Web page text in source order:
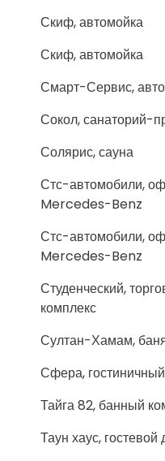
Скиф, автомойка
Скиф, автомойка
Смарт-Сервис,
Сокол, санаторий-
Солярис, сауна
Стс-автомобили,
Mercedes-Benz
Стс-автомобили,
Mercedes-Benz
Студенческий,
комплекс
Султан-Хамам,
Сфера,
Тайга 82, банный
Таун хаус, гостевой